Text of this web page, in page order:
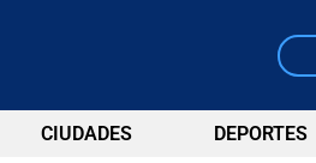
CIUDADES DEPORTES